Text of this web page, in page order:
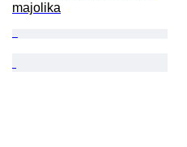
majolika